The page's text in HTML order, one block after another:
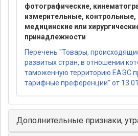
фотографические,
измерительные, контрольные,
медицинские или
принадлежности
Перечень "Товары,
развитых стран, в отношении
таможенную территорию ЕАЭС
тарифные преференции" от
Дополнительные признаки,